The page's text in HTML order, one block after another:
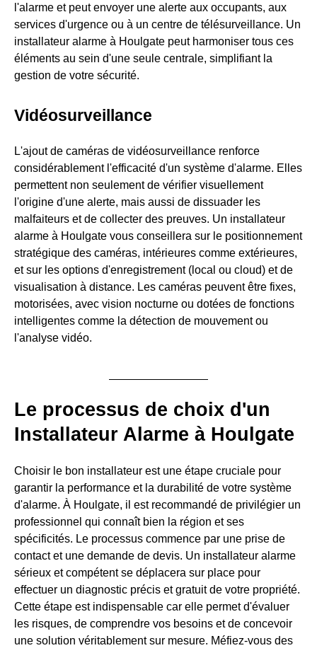
l'alarme et peut envoyer une alerte aux occupants, aux
services d'urgence ou à un centre de télésurveillance. Un
installateur alarme à Houlgate peut harmoniser tous ces
éléments au sein d'une seule centrale, simplifiant la
gestion de votre sécurité.
Vidéosurveillance
L'ajout de caméras de vidéosurveillance renforce
considérablement l'efficacité d'un système d'alarme. Elles
permettent non seulement de vérifier visuellement
l'origine d'une alerte, mais aussi de dissuader les
malfaiteurs et de collecter des preuves. Un installateur
alarme à Houlgate vous conseillera sur le positionnement
stratégique des caméras, intérieures comme extérieures,
et sur les options d'enregistrement (local ou cloud) et de
visualisation à distance. Les caméras peuvent être fixes,
motorisées, avec vision nocturne ou dotées de fonctions
intelligentes comme la détection de mouvement ou
l'analyse vidéo.
Le processus de choix d'un
Installateur Alarme à Houlgate
Choisir le bon installateur est une étape cruciale pour
garantir la performance et la durabilité de votre système
d'alarme. À Houlgate, il est recommandé de privilégier un
professionnel qui connaît bien la région et ses
spécificités. Le processus commence par une prise de
contact et une demande de devis. Un installateur alarme
sérieux et compétent se déplacera sur place pour
effectuer un diagnostic précis et gratuit de votre propriété.
Cette étape est indispensable car elle permet d'évaluer
les risques, de comprendre vos besoins et de concevoir
une solution véritablement sur mesure. Méfiez-vous des